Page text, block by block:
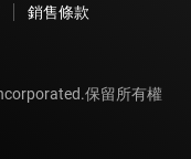
銷售條款
保留所有權